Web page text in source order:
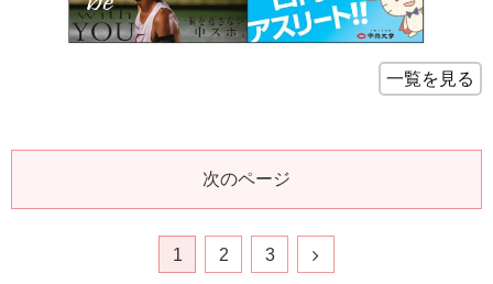
一覧を見る
次のページ
1 2 3